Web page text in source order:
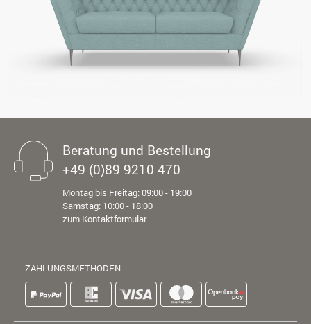
Beratung und Bestellung
+49 (0)89 9210 470
Montag bis Freitag: 09:00 - 19:00
Samstag: 10:00 - 18:00
zum Kontaktformular
ZAHLUNGSMETHODEN